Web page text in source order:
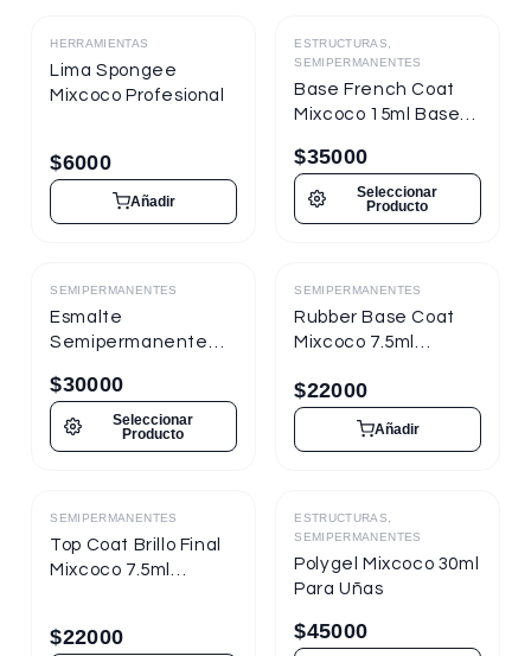
Destacado
HERRAMIENTAS
Lima Spongee
Mixcoco Profesional
$6000
Añadir
Destacado
ESTRUCTURAS,
SEMIPERMANENTES
Base French Coat
Mixcoco 15ml Base
$35000
Seleccionar
Producto
Destacado
SEMIPERMANENTES
Esmalte
Semipermanente
Semitraslúcido 15ml
para Uñas
$30000
Seleccionar
Producto
Destacado
SEMIPERMANENTES
Rubber Base Coat
Mixcoco 7.5ml
para Uñas
$22000
Añadir
Destacado
SEMIPERMANENTES
Top Coat Brillo Final
Mixcoco 7.5ml
$22000
Destacado
ESTRUCTURAS,
SEMIPERMANENTES
Polygel Mixcoco 30ml
Para Uñas
$45000